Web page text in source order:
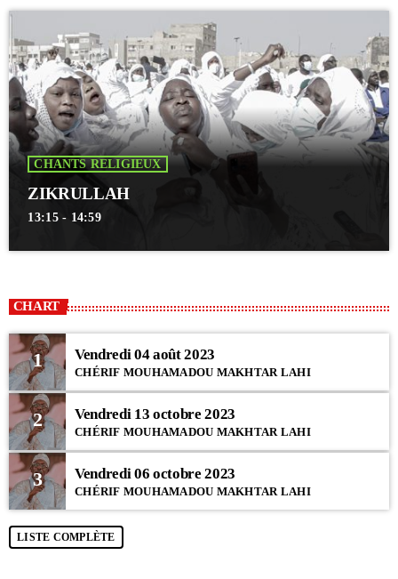
CHANTS RELIGIEUX
ZIKRULLAH
13:15 - 14:59
CHART
1 Vendredi 04 août 2023
CHÉRIF MOUHAMADOU MAKHTAR LAHI
2 Vendredi 13 octobre 2023
CHÉRIF MOUHAMADOU MAKHTAR LAHI
3 Vendredi 06 octobre 2023
CHÉRIF MOUHAMADOU MAKHTAR LAHI
LISTE COMPLÈTE